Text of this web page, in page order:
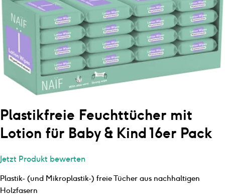
Plastikfreie Feuchttücher mit
Lotion für Baby & Kind 16er Pack
Jetzt Produkt bewerten
Plastik- (und Mikroplastik-) freie Tücher aus nachhaltigen
Holzfasern